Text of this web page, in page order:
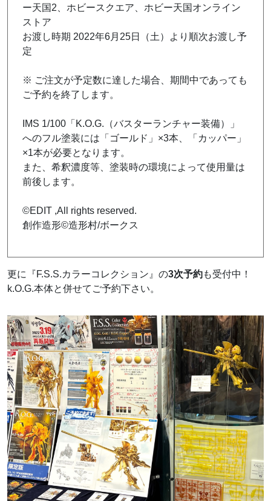
ー天国2、ホビースクエア、ホビー天国オンライン
ストア
お渡し時期 2022年6月25日（土 ）より順次お渡し予
定
※ ご注文が予定数に達した場合、期間中であっても
ご予約を終了します。
IMS 1/100「K.O.G.（バスターランチャー装備）」
へのフル塗装には「ゴールド」×3本、「カッパー」
×1本が必要となります。
また、希釈濃度等、塗装時の環境によって使用量は
前後します。
©EDIT ,All rights reserved.
創作造形©造形村/ボークス
更に『F.S.S.カラーコレクション』の3次予約も受付中！
k.O.G.本体と併せてご予約下さい。